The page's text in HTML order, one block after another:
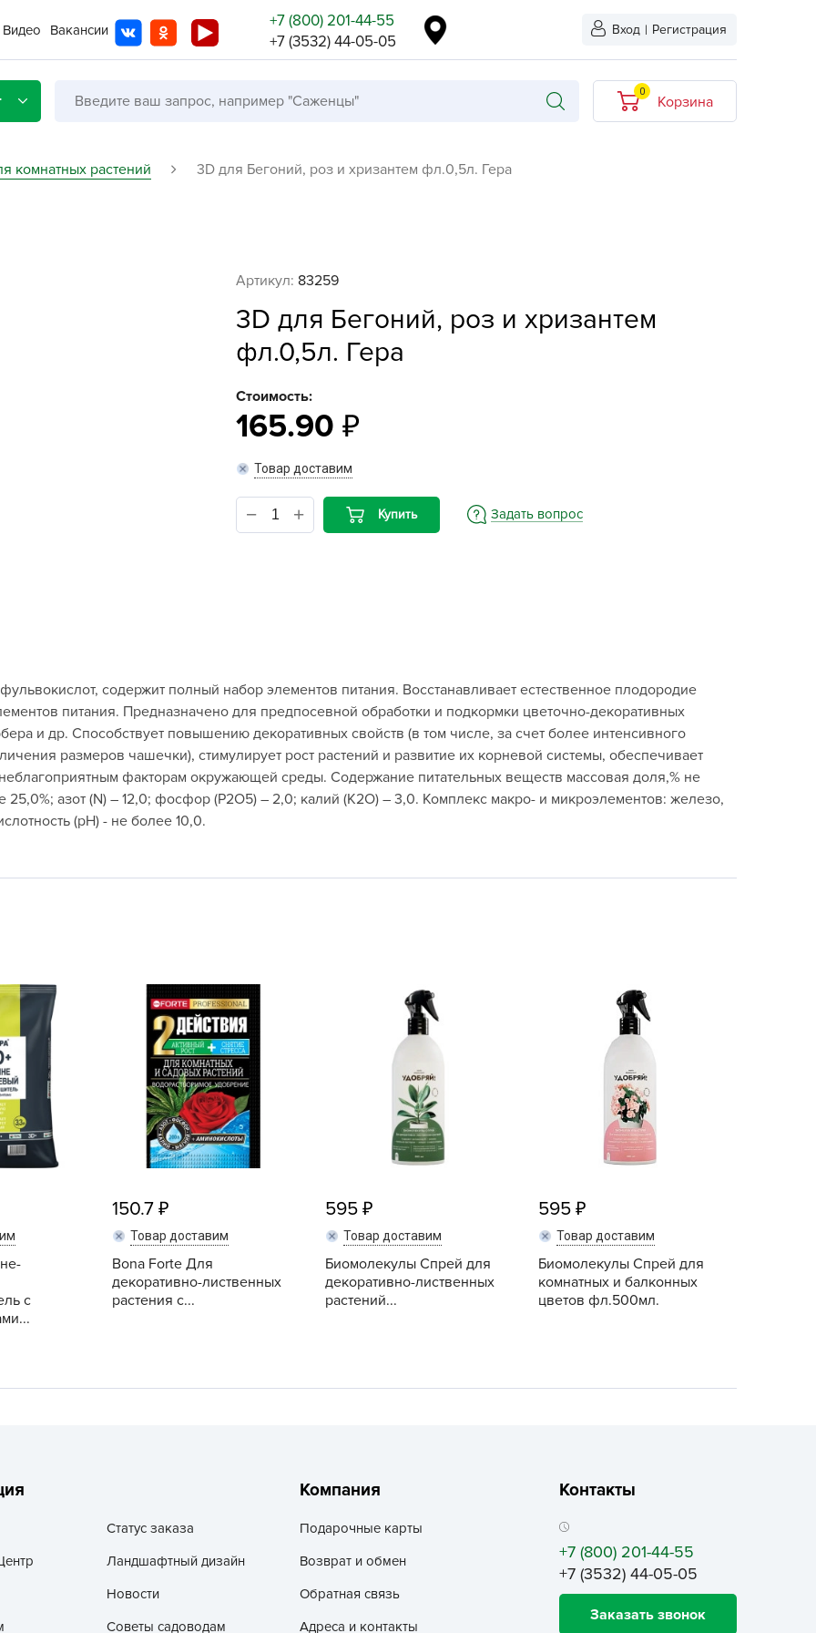
Видео Вакансии
+7 (800) 201-44-55
+7 (3532) 44-05-05
Вход | Регистрация
Бренды
AL-KO
ALT
Aquapulse
Bona Forte
Dacha Group
Grass
Green Boom
Grinda
GRIZZLY
HoZelock
LISTOK
Raco
Rehau
Robin Green
Rubit
Santino
Terra Vita
TORNADICA
VALBRENTA CHEMICALS
Zarit
АБТ Групп
АЭЛИТА
Аяском
0
Корзина
комнатных растений 3D для Бегоний, роз и хризантем фл.0,5л. Гера
Артикул: 83259
3D для Бегоний, роз и хризантем
фл.0,5л. Гера
Стоимость:
165.90
Товар доставим
Купить Задать вопрос
содержит полный набор элементов питания. Восстанавливает естественное плодородие
питания. Предназначено для предпосевной обработки и подкормки цветочно-декоративных
и др. Способствует повышению декоративных свойств (в том числе, за счет более интенсивного
размеров чашечки), стимулирует рост растений и развитие их корневой системы, обеспечивает
факторам окружающей среды. Содержание питательных веществ массовая доля,% не
25,0%; азот (N) – 12,0; фосфор (Р2О5) – 2,0; калий (K2O) – 3,0. Комплекс макро- и микроэлементов: железо,
(рН) - не более 10,0.
с
150.7
Товар доставим
Bona Forte Для
декоративно-лиственных
растения с...
595
Товар доставим
Биомолекулы Спрей для
декоративно-лиственных
растений...
595
Товар доставим
Биомолекулы Спрей для
комнатных и балконных
цветов фл.500мл.
Статус заказа
Ландшафтный дизайн
Новости
Советы садоводам
Компания
Подарочные карты
Возврат и обмен
Обратная связь
Адреса и контакты
Контакты
+7 (800) 201-44-55
+7 (3532) 44-05-05
Заказать звонок